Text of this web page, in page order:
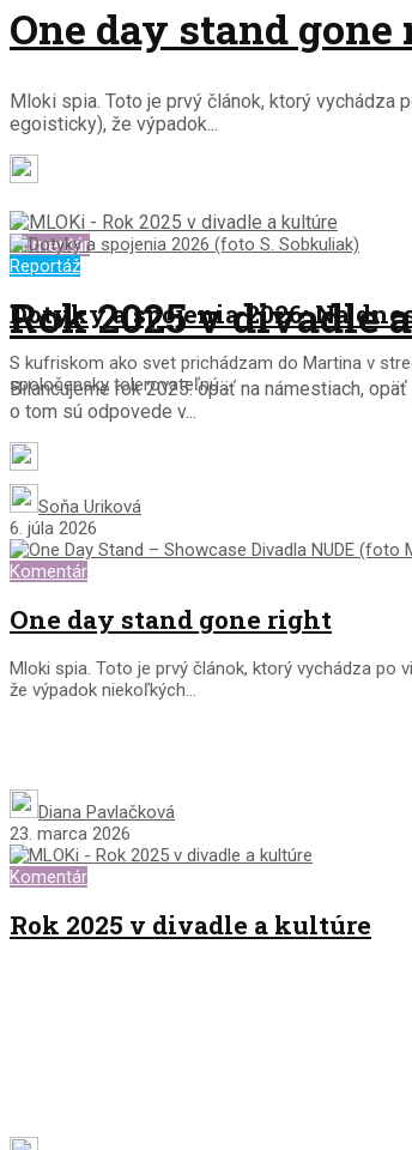
One day stand
Mloki spia. Toto je prvý článok, ktorý vychádza
egoisticky), že výpadok...
Komentár
Rok 2025 v divadle
Bilancujeme rok 2025: opäť na námestiach,
o tom sú odpovede v...
31. decembra 2025
Reportáž
Dotyky a spojenia 2026: Na
S kufriskom ako svet prichádzam do Martina v
spoločensky tolerovateľnú...
Soňa Uriková
6. júla 2026
Komentár
One day stand gone right
Mloki spia. Toto je prvý článok, ktorý vychádza
že výpadok niekoľkých...
Diana Pavlačková
23. marca 2026
Komentár
Rok 2025 v divadle a kultúre